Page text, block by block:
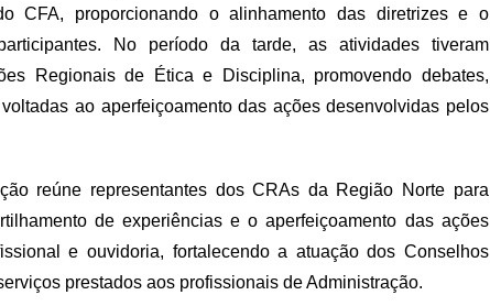
CFA, proporcionando o alinhamento das diretrizes e o
No período da tarde, as atividades tiveram
Regionais de Ética e Disciplina, promovendo debates,
ao aperfeiçoamento das ações desenvolvidas pelos
reúne representantes dos CRAs da Região Norte para
de experiências e o aperfeiçoamento das ações
e ouvidoria, fortalecendo a atuação dos Conselhos
prestados aos profissionais de Administração.